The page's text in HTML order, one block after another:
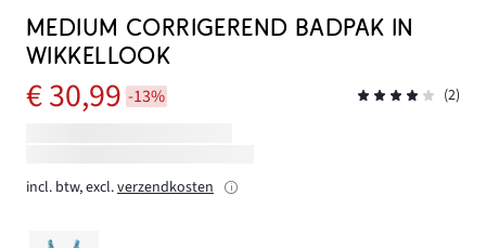
MEDIUM CORRIGEREND BADPAK IN
WIKKELLOOK
€ 30,99 -13% (2)
incl. btw, excl.verzendkosten